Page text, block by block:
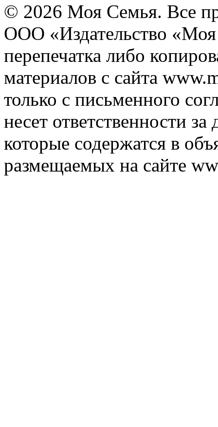
© 2026 Моя Семья. Все
ООО «Издательство
перепечатка либо
материалов с сайта
только с письменного
несет ответственности
которые содержатся в
размещаемых на сайте